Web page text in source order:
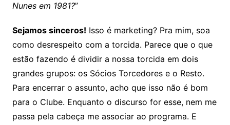
Nunes em 1981?”
Sejamos sinceros! Isso é marketing? Pra mim, soa
como desrespeito com a torcida. Parece que o que
estão fazendo é dividir a nossa torcida em dois
grandes grupos: os Sócios Torcedores e o Resto.
Para encerrar o assunto, acho que isso não é bom
para o Clube. Enquanto o discurso for esse, nem me
passa pela cabeça me associar ao programa. E